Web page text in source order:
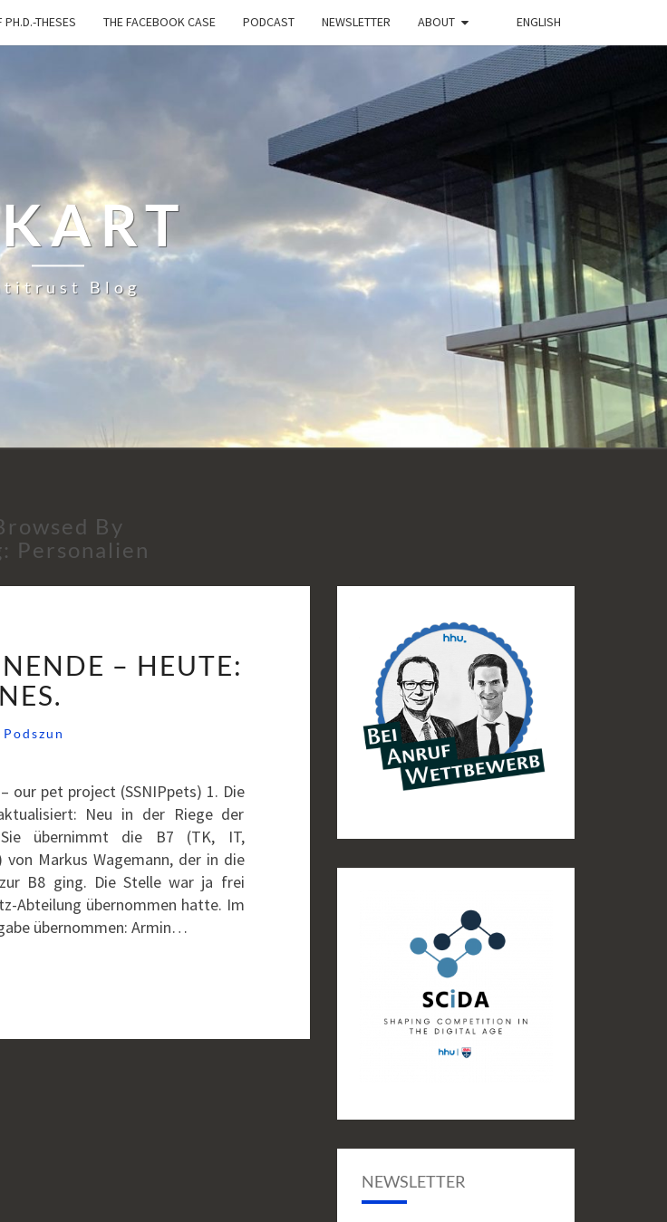
PH.D.-THESES THE FACEBOOK CASE PODCAST NEWSLETTER ABOUT ENGLISH
Blog
By
Personalien
– HEUTE:
our pet project (SSNIPpets) 1. Die
Neu in der Riege der
Sie übernimmt die B7 (TK, IT,
Markus Wagemann, der in die
B8 ging. Die Stelle war ja frei
Abteilung übernommen hatte. Im
übernommen: Armin…
NEWSLETTER